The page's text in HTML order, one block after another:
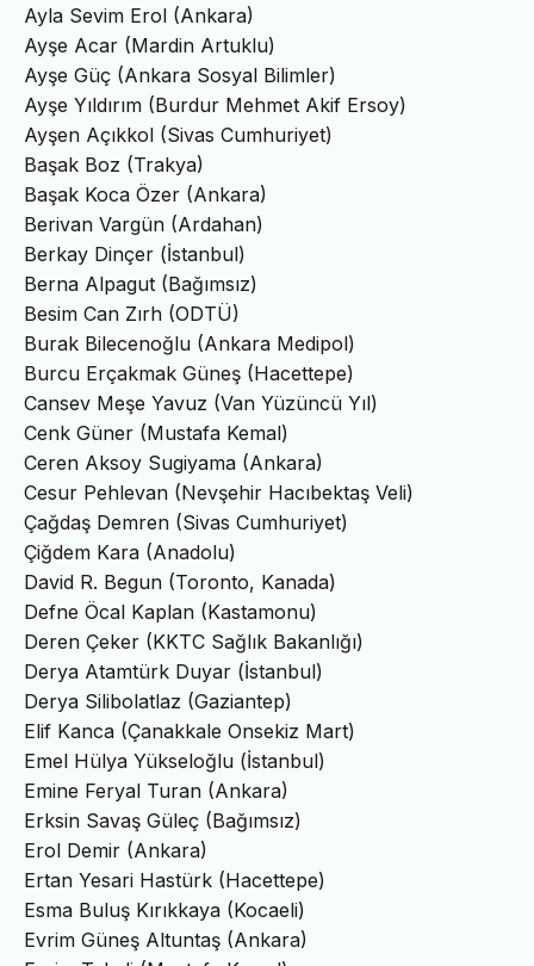
Ayla Sevim Erol (Ankara)
Ayşe Acar (Mardin Artuklu)
Ayşe Güç (Ankara Sosyal Bilimler)
Ayşe Yıldırım (Burdur Mehmet Akif Ersoy)
Ayşen Açıkkol (Sivas Cumhuriyet)
Başak Boz (Trakya)
Başak Koca Özer (Ankara)
Berivan Vargün (Ardahan)
Berkay Dinçer (İstanbul)
Berna Alpagut (Bağımsız)
Besim Can Zırh (ODTÜ)
Burak Bilecenoğlu (Ankara Medipol)
Burcu Erçakmak Güneş (Hacettepe)
Cansev Meşe Yavuz (Van Yüzüncü Yıl)
Cenk Güner (Mustafa Kemal)
Ceren Aksoy Sugiyama (Ankara)
Cesur Pehlevan (Nevşehir Hacıbektaş Veli)
Çağdaş Demren (Sivas Cumhuriyet)
Çiğdem Kara (Anadolu)
David R. Begun (Toronto, Kanada)
Defne Öcal Kaplan (Kastamonu)
Deren Çeker (KKTC Sağlık Bakanlığı)
Derya Atamtürk Duyar (İstanbul)
Derya Silibolatlaz (Gaziantep)
Elif Kanca (Çanakkale Onsekiz Mart)
Emel Hülya Yükseloğlu (İstanbul)
Emine Feryal Turan (Ankara)
Erksin Savaş Güleç (Bağımsız)
Erol Demir (Ankara)
Ertan Yesari Hastürk (Hacettepe)
Esma Buluş Kırıkkaya (Kocaeli)
Evrim Güneş Altuntaş (Ankara)